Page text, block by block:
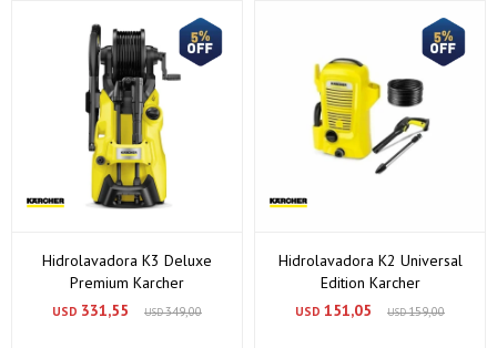
Hidrolavadora K3 Deluxe
Premium Karcher
USD 331,55 USD349,00
Hidrolavadora K2 Universal
Edition Karcher
USD 151,05 USD159,00
Comprá ahora y Pagá
Después, hasta en 12
¡Sumate a la forma más ágil de comprar!
Comprá en 3 cuotas sin recargo o hasta en 12
* sujeto aprobación crediticia.
Verifica si estás calificado para comprar con Pago